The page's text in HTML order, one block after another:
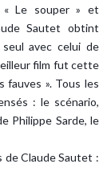
« Le souper » et
Sautet obtint
avec celui de
film fut cette
fauves ». Tous les
: le scénario,
Philippe Sarde, le
de Claude Sautet :